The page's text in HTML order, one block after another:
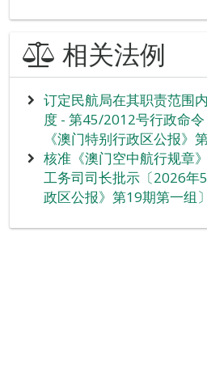
相关法例
订定民航局在其职责范围
度 - 第45/2012号行政命
《澳门特别行政区公报》
核准《澳门空中航行规章
工务司司长批示〔2026年
政区公报》第19期第一组〕